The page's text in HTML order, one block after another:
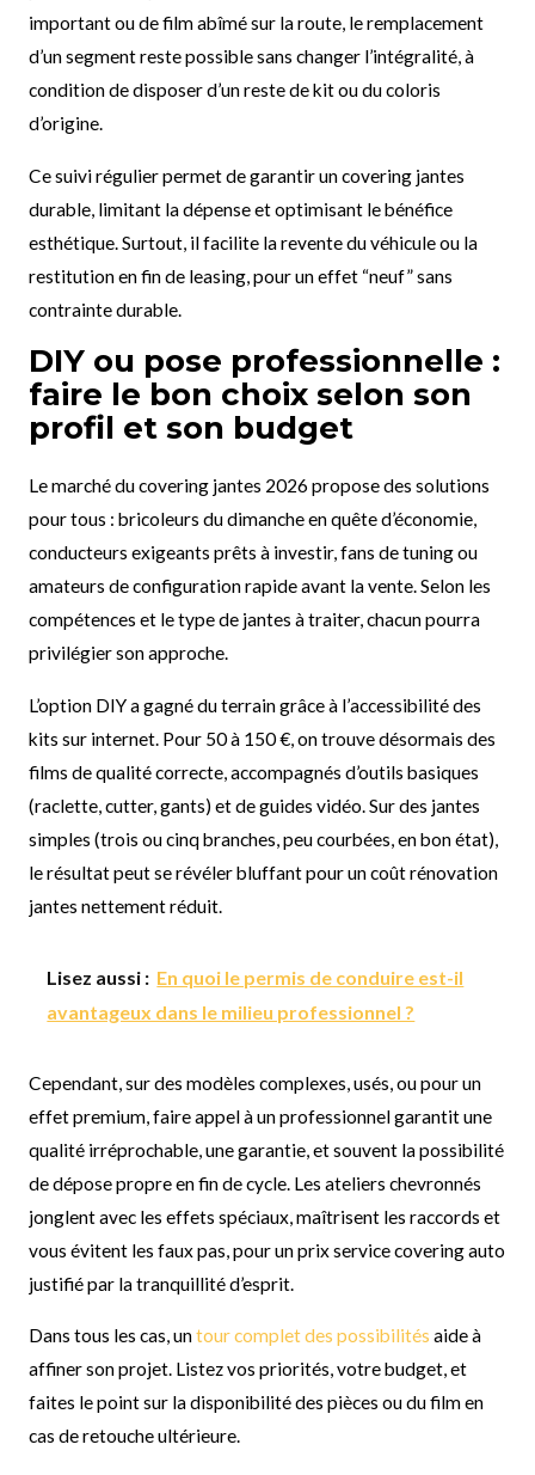
important ou de film abîmé sur la route, le remplacement
d’un segment reste possible sans changer l’intégralité, à
condition de disposer d’un reste de kit ou du coloris
d’origine.
Ce suivi régulier permet de garantir un covering jantes
durable, limitant la dépense et optimisant le bénéfice
esthétique. Surtout, il facilite la revente du véhicule ou la
restitution en fin de leasing, pour un effet “neuf” sans
contrainte durable.
DIY ou pose professionnelle :
faire le bon choix selon son
profil et son budget
Le marché du covering jantes 2026 propose des solutions
pour tous : bricoleurs du dimanche en quête d’économie,
conducteurs exigeants prêts à investir, fans de tuning ou
amateurs de configuration rapide avant la vente. Selon les
compétences et le type de jantes à traiter, chacun pourra
privilégier son approche.
L’option DIY a gagné du terrain grâce à l’accessibilité des
kits sur internet. Pour 50 à 150 €, on trouve désormais des
films de qualité correcte, accompagnés d’outils basiques
(raclette, cutter, gants) et de guides vidéo. Sur des jantes
simples (trois ou cinq branches, peu courbées, en bon état),
le résultat peut se révéler bluffant pour un coût rénovation
jantes nettement réduit.
Lisez aussi : En quoi le permis de conduire est-il
avantageux dans le milieu professionnel ?
Cependant, sur des modèles complexes, usés, ou pour un
effet premium, faire appel à un professionnel garantit une
qualité irréprochable, une garantie, et souvent la possibilité
de dépose propre en fin de cycle. Les ateliers chevronnés
jonglent avec les effets spéciaux, maîtrisent les raccords et
vous évitent les faux pas, pour un prix service covering auto
justifié par la tranquillité d’esprit.
Dans tous les cas, untour complet des possibilités aide à
affiner son projet. Listez vos priorités, votre budget, et
faites le point sur la disponibilité des pièces ou du film en
cas de retouche ultérieure.